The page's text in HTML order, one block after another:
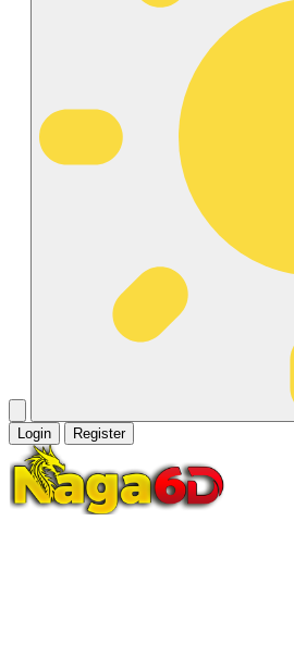
Login Register